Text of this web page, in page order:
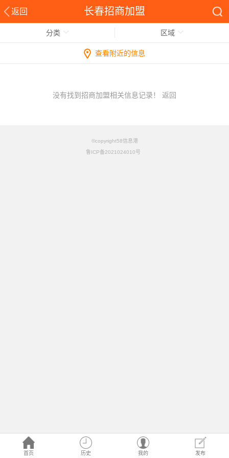
返回 长春招商加盟
首页 历史 我的 发布
分类 区域
查看附近的信息
没有找到招商加盟相关信息记录！ 返回
©copyright58信息港
鲁ICP备2021024010号